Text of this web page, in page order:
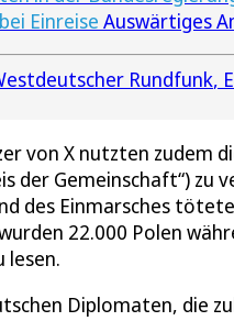
Einreise Auswärtiges
Rundfunk
von X nutzten zudem
der Gemeinschaft“) zu
des Einmarsches
22.000 Polen
lesen.
Diplomaten, die